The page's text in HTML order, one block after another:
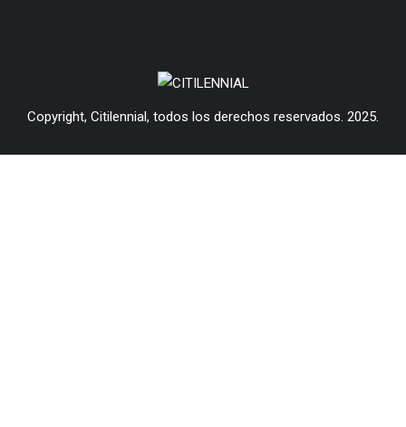
Copyright, Citilennial, todos los derechos reservados. 2025.